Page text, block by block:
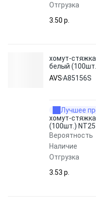
Отгрузка
3.50 p.
хомут-
белый
AVS
AVSA85156S
Лучшее
хомут-
(100шт.)
Вероятность
Наличие
Отгрузка
3.53 p.